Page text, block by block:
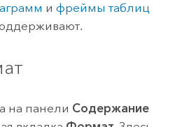
и фреймы таблиц
на панели Содержание